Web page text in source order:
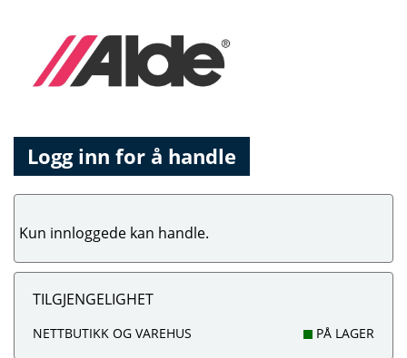
Logg inn for å handle
Kun innloggede kan handle.
TILGJENGELIGHET
NETTBUTIKK OG VAREHUS PÅ LAGER